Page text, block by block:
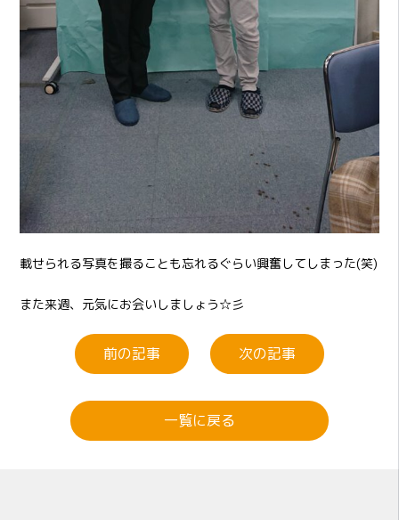
載せられる写真を撮ることも忘れるぐらい興奮してしまった(笑)
また来週、元気にお会いしましょう☆彡
前の記事 次の記事
一覧に戻る